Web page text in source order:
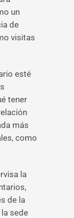
un
de
visitas
esté
tener
más
como
la
de la
sede